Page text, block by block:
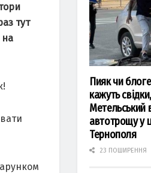
тут
на
Пияк чи
кажуть
Метельський
автотрощу у
Тернополя
23 ПОШИРЕННЯ